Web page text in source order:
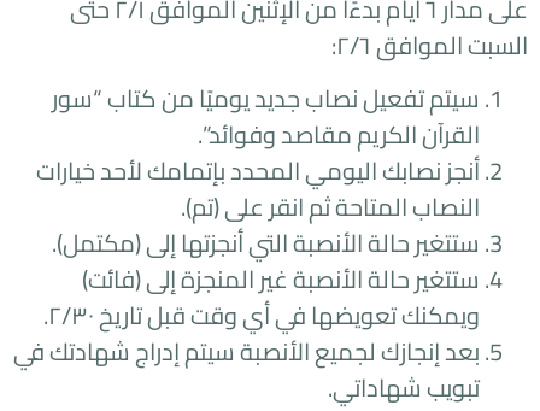
السبت الموافق ٢/٦:
سيتم تفعيل نصاب جديد يوميًا من كتاب “سور
القرآن الكريم مقاصد وفوائد”.
أنجز نصابك اليومي المحدد بإتمامك لأحد خيارات
النصاب المتاحة ثم انقر على (تم).
ستتغير حالة الأنصبة التي أنجزتها إلى (مكتمل).
ستتغير حالة الأنصبة غير المنجزة إلى (فائت)
ويمكنك تعويضها في أي وقت قبل تاريخ ٢/۳۰.
بعد إنجازك لجميع الأنصبة سيتم إدراج شهادتك في
تبويب شهاداتي.